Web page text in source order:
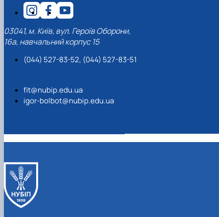
03041, м. Київ, вул. Героїв Оборони,
16а, навчальний корпус 15
(044) 527-83-52, (044) 527-83-51
fit@nubip.edu.ua
igor-bolbot@nubip.edu.ua